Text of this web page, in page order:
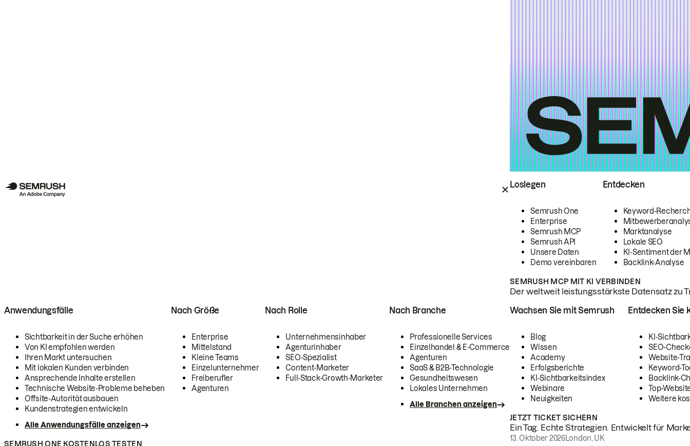
Loslegen
Semrush One
Enterprise
Semrush MCP
Semrush API
Unsere Daten
Demo vereinbaren
Entdecken
Keyword-
Marktanalyse
Lokale SEO
KI-Sentiment der
Backlink-Analyse
SEMRUSH MCP MIT KI VERBINDEN
Der weltweit leistungsstärkste Datensatz zu
Anwendungsfälle
Sichtbarkeit in der Suche erhöhen
Von KI empfohlen werden
Ihren Markt untersuchen
Mit lokalen Kunden verbinden
Ansprechende Inhalte erstellen
Technische Website-Probleme beheben
Offsite-Autorität ausbauen
Kundenstrategien entwickeln
Alle Anwendungsfälle anzeigen
Nach Größe
Enterprise
Mittelstand
Kleine Teams
Einzelunternehmer
Freiberufler
Agenturen
Nach Rolle
Unternehmensinhaber
Agenturinhaber
SEO-Spezialist
Content-Marketer
Full-Stack-Growth-Marketer
Nach Branche
Professionelle Services
Einzelhandel & E-Commerce
Agenturen
SaaS & B2B-Technologie
Gesundheitswesen
Lokales Unternehmen
Alle Branchen anzeigen
SEMRUSH ONE KOSTENLOS TESTEN
Wachsen Sie mit Semrush
Blog
Wissen
Academy
Erfolgsberichte
KI-Sichtbarkeitsindex
Webinare
Neuigkeiten
Entdecken Sie
KI-
SEO-
Website-
Keyword-
Backlink-
Top-
Weitere
JETZT TICKET SICHERN
Ein Tag. Echte Strategien. Entwickelt für
13. Oktober 2026London, UK